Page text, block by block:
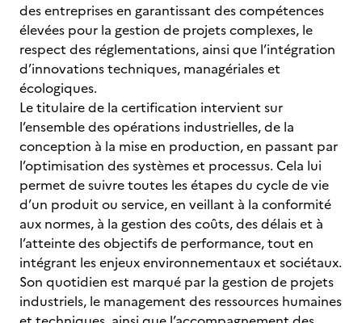
des entreprises en garantissant des compétences
élevées pour la gestion de projets complexes, le
respect des réglementations, ainsi que l’intégration
d’innovations techniques, managériales et
écologiques.
Le titulaire de la certification intervient sur
l’ensemble des opérations industrielles, de la
conception à la mise en production, en passant par
l’optimisation des systèmes et processus. Cela lui
permet de suivre toutes les étapes du cycle de vie
d’un produit ou service, en veillant à la conformité
aux normes, à la gestion des coûts, des délais et à
l’atteinte des objectifs de performance, tout en
intégrant les enjeux environnementaux et sociétaux.
Son quotidien est marqué par la gestion de projets
industriels, le management des ressources humaines